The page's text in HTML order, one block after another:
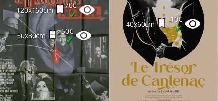
120x160cm
70€
✔
60x80cm
50€
✔
40x60cm
10€
✔